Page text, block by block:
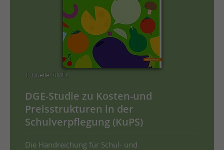
© Quelle: BMEL
DGE-Studie zu Kosten-und
Preisstrukturen in der
Schulverpflegung (KuPS)
Die Handreichung für Schul- und